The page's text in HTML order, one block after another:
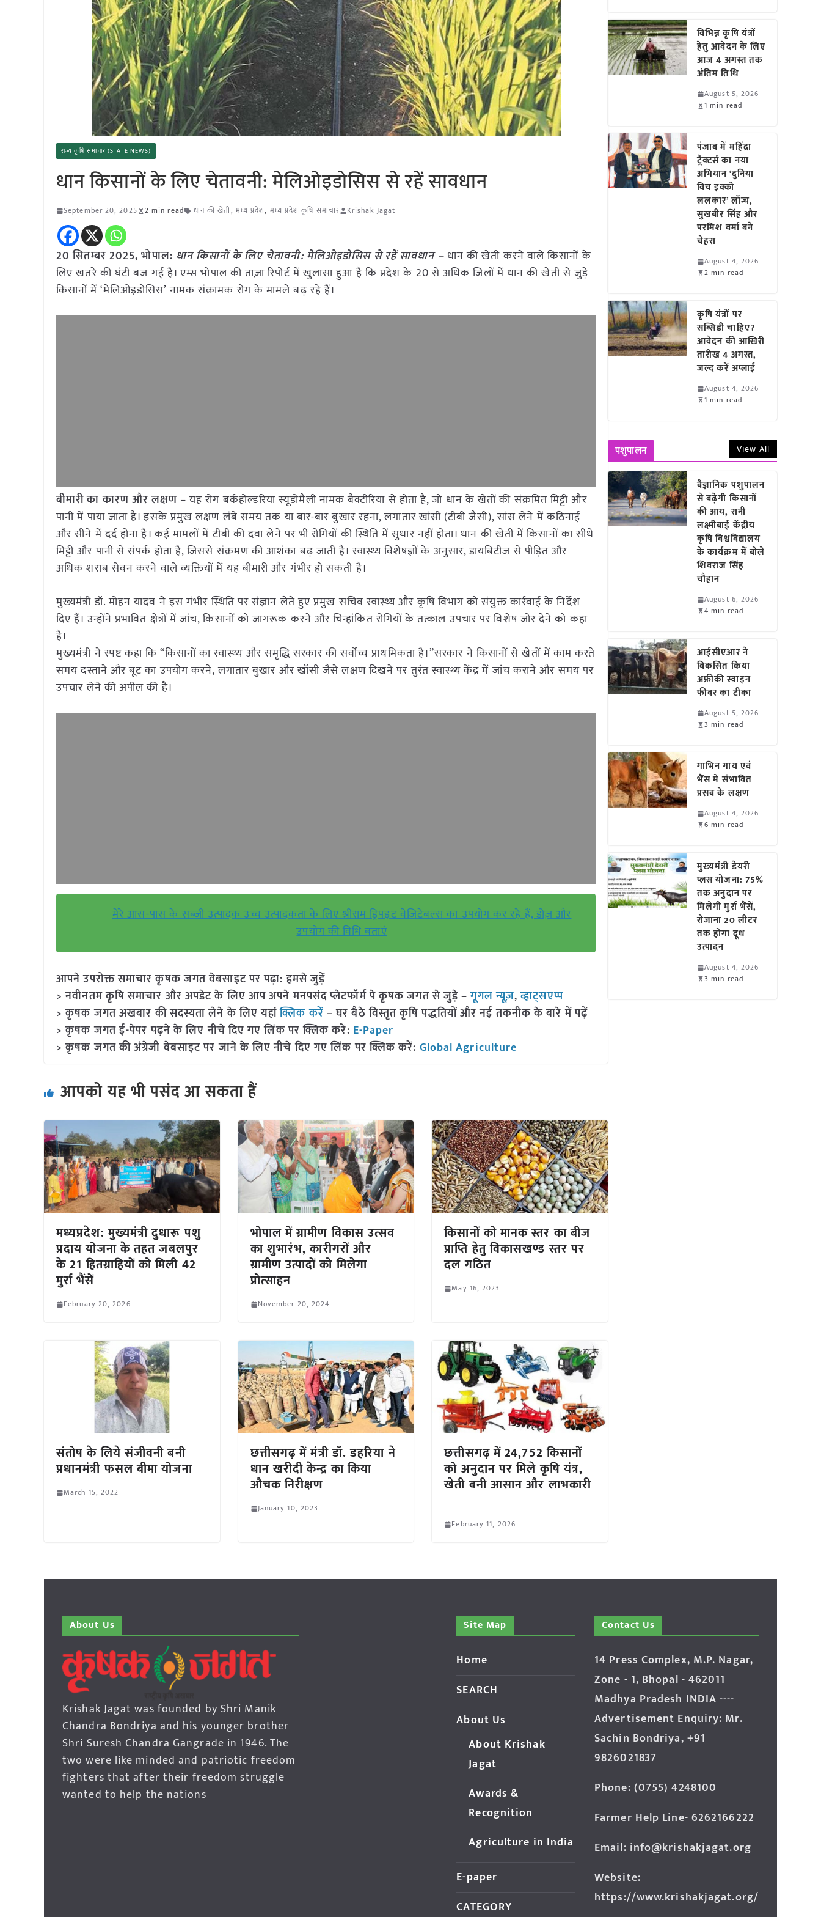
राज्य कृषि समाचार (STATE NEWS)
धान किसानों के लिए चेतावनी: मेलिओइडोसिस से रहें सावधान
September 20, 2025 2 min read धान की खेती, मध्य प्रदेश, मध्य प्रदेश कृषि समाचार Krishak Jagat
20 सितम्बर 2025,भोपाल: धान किसानों के लिए चेतावनी: मेलिओइडोसिस से रहें सावधान –धान की खेती करने वाले किसानों के
लिए खतरे की घंटी बज गई है। एम्स भोपाल की ताज़ा रिपोर्ट में खुलासा हुआ है कि प्रदेश के 20 से अधिक जिलों में धान की खेती से जुड़े
किसानों में ‘मेलिओइडोसिस’ नामक संक्रामक रोग के मामले बढ़ रहे हैं।
बीमारी का कारण और लक्षण – यह रोग बर्कहोल्डरिया स्यूडोमैली नामक बैक्टीरिया से होता है, जो धान के खेतों की संक्रमित मिट्टी और
पानी में पाया जाता है। इसके प्रमुख लक्षण लंबे समय तक या बार-बार बुखार रहना, लगातार खांसी (टीबी जैसी), सांस लेने में कठिनाई
और सीने में दर्द होना है। कई मामलों में टीबी की दवा लेने पर भी रोगियों की स्थिति में सुधार नहीं होता। धान की खेती में किसानों का सीधे
मिट्टी और पानी से संपर्क होता है, जिससे संक्रमण की आशंका बढ़ जाती है। स्वास्थ्य विशेषज्ञों के अनुसार, डायबिटीज से पीड़ित और
अधिक शराब सेवन करने वाले व्यक्तियों में यह बीमारी और गंभीर हो सकती है।
मुख्यमंत्री डॉ. मोहन यादव ने इस गंभीर स्थिति पर संज्ञान लेते हुए प्रमुख सचिव स्वास्थ्य और कृषि विभाग को संयुक्त कार्रवाई के निर्देश
दिए हैं। उन्होंने प्रभावित क्षेत्रों में जांच, किसानों को जागरूक करने और चिन्हांकित रोगियों के तत्काल उपचार पर विशेष जोर देने को कहा
है।
मुख्यमंत्री ने स्पष्ट कहा कि “किसानों का स्वास्थ्य और समृद्धि सरकार की सर्वोच्च प्राथमिकता है।”सरकार ने किसानों से खेतों में काम करते
समय दस्ताने और बूट का उपयोग करने, लगातार बुखार और खाँसी जैसे लक्षण दिखने पर तुरंत स्वास्थ्य केंद्र में जांच कराने और समय पर
उपचार लेने की अपील की है।
मेरे आस-पास के सब्ज़ी उत्पादक उच्च उत्पादकता के लिए श्रीराम ड्रिपइट वेजिटेबल्स का उपयोग कर रहे हैं, डोज़ और
उपयोग की विधि बताएं
आपने उपरोक्त समाचार कृषक जगत वेबसाइट पर पढ़ा: हमसे जुड़ें
> नवीनतम कृषि समाचार और अपडेट के लिए आप अपने मनपसंद प्लेटफॉर्म पे कृषक जगत से जुड़े –गूगल न्यूज़,व्हाट्सएप्प
> कृषक जगत अखबार की सदस्यता लेने के लिए यहांक्लिक करें – घर बैठे विस्तृत कृषि पद्धतियों और नई तकनीक के बारे में पढ़ें
> कृषक जगत ई-पेपर पढ़ने के लिए नीचे दिए गए लिंक पर क्लिक करें: E-Paper
> कृषक जगत की अंग्रेजी वेबसाइट पर जाने के लिए नीचे दिए गए लिंक पर क्लिक करें: Global Agriculture
आपको यह भी पसंद आ सकता हैं
मध्यप्रदेश: मुख्यमंत्री दुधारू पशु
प्रदाय योजना के तहत जबलपुर
के 21 हितग्राहियों को मिली 42
मुर्रा भैंसें
February 20, 2026
भोपाल में ग्रामीण विकास उत्सव
का शुभारंभ, कारीगरों और
ग्रामीण उत्पादों को मिलेगा
प्रोत्साहन
November 20, 2024
किसानों को मानक स्तर का बीज
प्राप्ति हेतु विकासखण्ड स्तर पर
दल गठित
May 16, 2023
संतोष के लिये संजीवनी बनी
प्रधानमंत्री फसल बीमा योजना
March 15, 2022
छत्तीसगढ़ में मंत्री डॉ. डहरिया ने
धान खरीदी केन्द्र का किया
औचक निरीक्षण
January 10, 2023
छत्तीसगढ़ में 24,752 किसानों
को अनुदान पर मिले कृषि यंत्र,
खेती बनी आसान और लाभकारी
February 11, 2026
विभिन्न कृषि यंत्रों
हेतु आवेदन के लिए
आज 4 अगस्त तक
अंतिम तिथि
August 5, 2026
1 min read
पंजाब में महिंद्रा
ट्रैक्टर्स का नया
अभियान ‘दुनिया
विच इक्को
ललकार’ लॉन्च,
सुखबीर सिंह और
परमिश वर्मा बने
चेहरा
August 4, 2026
2 min read
कृषि यंत्रों पर
सब्सिडी चाहिए?
आवेदन की आखिरी
तारीख 4 अगस्त,
जल्द करें अप्लाई
August 4, 2026
1 min read
पशुपालन View All
वैज्ञानिक पशुपालन
से बढ़ेगी किसानों
की आय, रानी
लक्ष्मीबाई केंद्रीय
कृषि विश्वविद्यालय
के कार्यक्रम में बोले
शिवराज सिंह
चौहान
August 6, 2026
4 min read
आईसीएआर ने
विकसित किया
अफ्रीकी स्वाइन
फीवर का टीका
August 5, 2026
3 min read
गाभिन गाय एवं
भैंस में संभावित
प्रसव के लक्षण
August 4, 2026
6 min read
मुख्यमंत्री डेयरी
प्लस योजना: 75%
तक अनुदान पर
मिलेंगी मुर्रा भैंसें,
रोजाना 20 लीटर
तक होगा दूध
उत्पादन
August 4, 2026
3 min read
About Us
Krishak Jagat was founded by Shri Manik
Chandra Bondriya and his younger brother
Shri Suresh Chandra Gangrade in 1946. The
two were like minded and patriotic freedom
fighters that after their freedom struggle
wanted to help the nations
Site Map
Home
SEARCH
About Us
About Krishak
Jagat
Awards &
Recognition
Agriculture in India
E-paper
CATEGORY
Contact Us
14 Press Complex, M.P. Nagar,
Zone - 1, Bhopal - 462011
Madhya Pradesh INDIA ----
Advertisement Enquiry: Mr.
Sachin Bondriya, +91
9826021837
Phone: (0755) 4248100
Farmer Help Line- 6262166222
Email: info@krishakjagat.org
Website:
https://www.krishakjagat.org/